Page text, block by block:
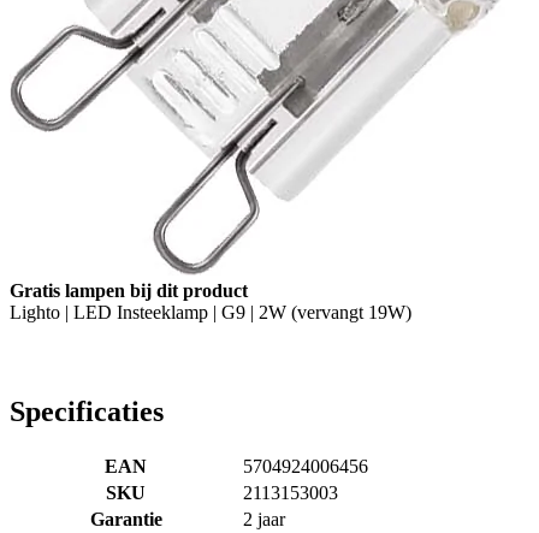
Gratis lampen bij dit product
Lighto | LED Insteeklamp | G9 | 2W (vervangt 19W)
Specificaties
EAN
5704924006456
SKU
2113153003
Garantie
2 jaar